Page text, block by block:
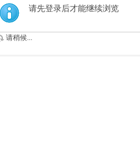
请先登录后才能继续浏览
请稍候...